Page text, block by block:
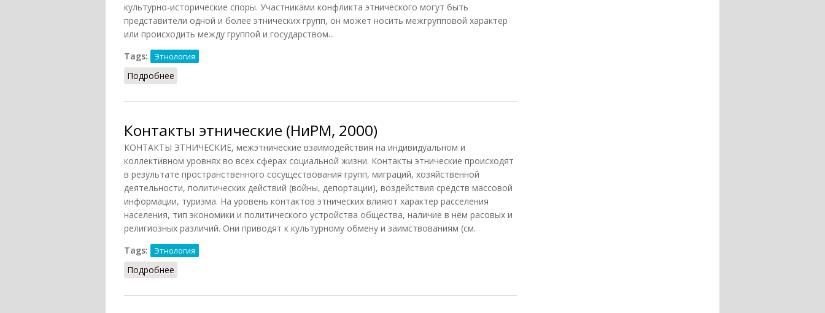
культурно-исторические споры. Участниками конфликта этнического могут быть
представители одной и более этнических групп, он может носить межгрупповой характер
или происходить между группой и государством...
Tags:
Этнология
Подробнее
Контакты этнические (НиРМ, 2000)
КОНТАКТЫ ЭТНИЧЕСКИЕ, межэтнические взаимодействия на индивидуальном и
коллективном уровнях во всех сферах социальной жизни. Контакты этнические происходят
в результате пространственного сосуществования групп, миграций, хозяйственной
деятельности, политических действий (войны, депортации), воздействия средств массовой
информации, туризма. На уровень контактов этнических влияют характер расселения
населения, тип экономики и политического устройства общества, наличие в нём расовых и
религиозных различий. Они приводят к культурному обмену и заимствованиям (см.
Tags:
Этнология
Подробнее